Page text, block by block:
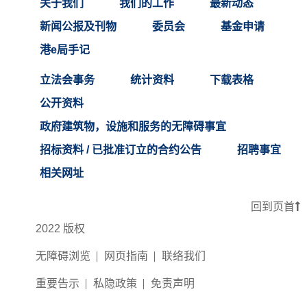
关于我们 我们的工作
最新动态
新闻公报及刊物
委员会
基金申请
港e局手记
立法会事务 统计资料
下载表格
公开资料
政府建筑物，设施和服务的无障碍事宜
招标资料 / 已批准订立的合约公告
招聘事宜
相关网址
回到页首
2022 版权
无障碍浏览 网页指南 联络我们
重要告示 私隐政策 免责声明